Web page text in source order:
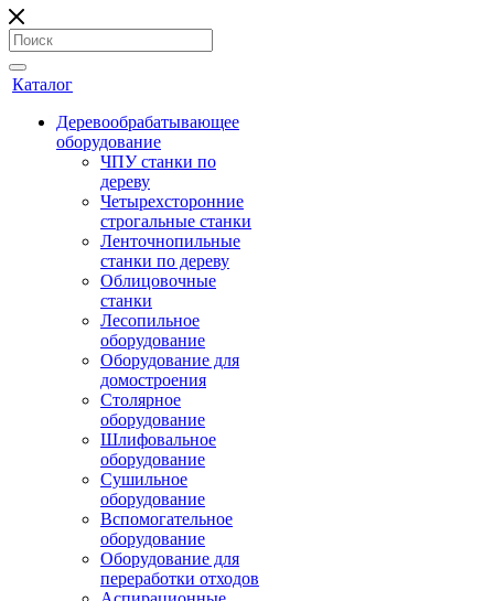
Каталог
Деревообрабатывающее
оборудование
ЧПУ станки по
дереву
Четырехсторонние
строгальные станки
Ленточнопильные
станки по дереву
Облицовочные
станки
Лесопильное
оборудование
Оборудование для
домостроения
Столярное
оборудование
Шлифовальное
оборудование
Сушильное
оборудование
Вспомогательное
оборудование
Оборудование для
переработки отходов